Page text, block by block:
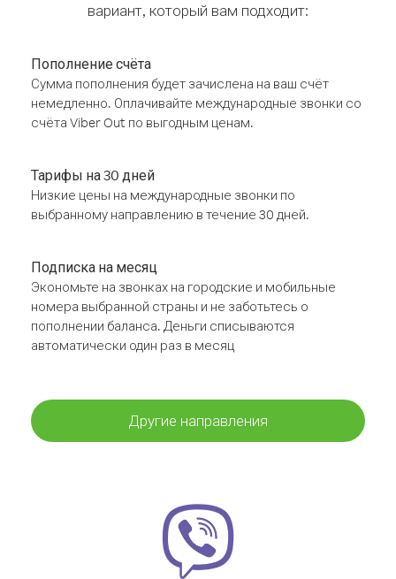
вариант, который вам подходит:
Пополнение счёта
Сумма пополнения будет зачислена на ваш счёт
немедленно. Оплачивайте международные звонки со
счёта Viber Out по выгодным ценам.
Тарифы на 30 дней
Низкие цены на международные звонки по
выбранному направлению в течение 30 дней.
Подписка на месяц
Экономьте на звонках на городские и мобильные
номера выбранной страны и не заботьтесь о
пополнении баланса. Деньги списываются
автоматически один раз в месяц
Другие направления